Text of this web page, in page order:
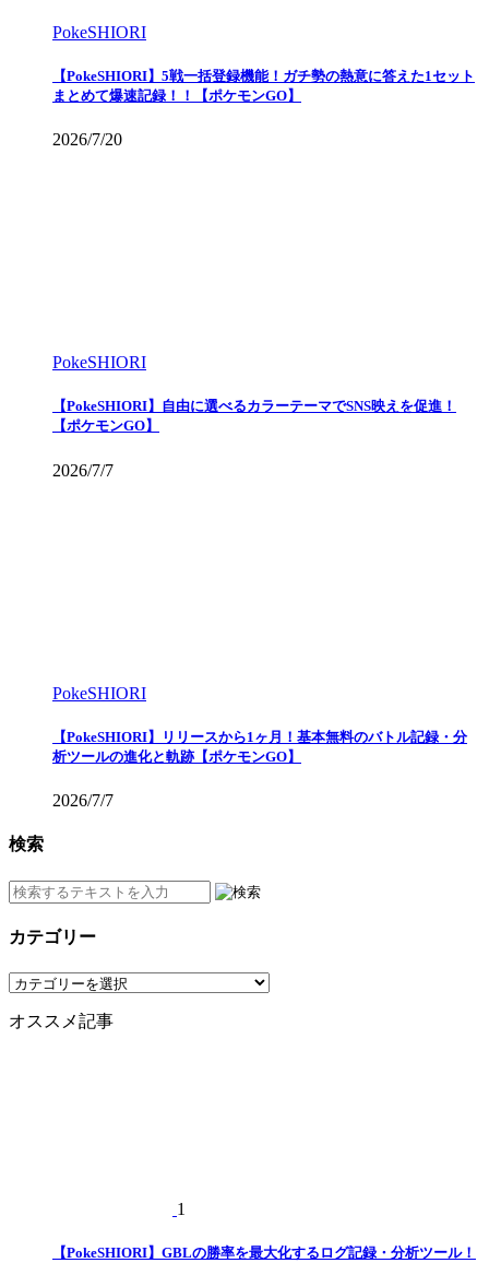
PokeSHIORI
【PokeSHIORI】5戦一括登録機能！ガチ勢の熱意に答えた1セット
まとめて爆速記録！！【ポケモンGO】
2026/7/20
PokeSHIORI
【PokeSHIORI】自由に選べるカラーテーマでSNS映えを促進！
【ポケモンGO】
2026/7/7
PokeSHIORI
【PokeSHIORI】リリースから1ヶ月！基本無料のバトル記録・分
析ツールの進化と軌跡【ポケモンGO】
2026/7/7
検索
カテゴリー
カ
ゴ
オススメ記事
1
【PokeSHIORI】GBLの勝率を最大化するログ記録・分析ツール！